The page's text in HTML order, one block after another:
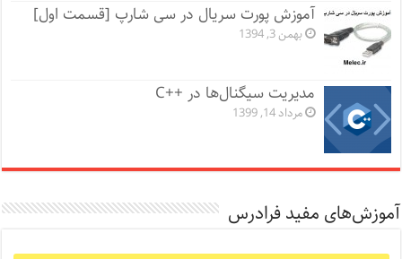
آموزش پورت سریال در سی شارپ [قسمت اول]
بهمن 3, 1394
مدیریت سیگنال‌ها در ++C
مرداد 14, 1399
آموزش‌های مفید فرادرس